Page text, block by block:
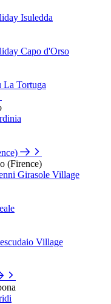
Isuledda
Capo d'Orso
Tortuga
(Firence)
Girasole Village
Village